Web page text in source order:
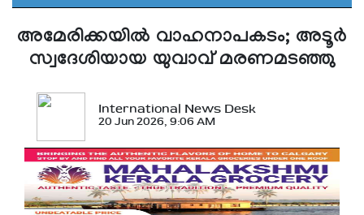
അമേരിക്കയില്‍ വാഹനാപകടം; അടൂര്‍
സ്വദേശിയായ യുവാവ് മരണമടഞ്ഞു
International News Desk
20 Jun 2026, 9:06 AM